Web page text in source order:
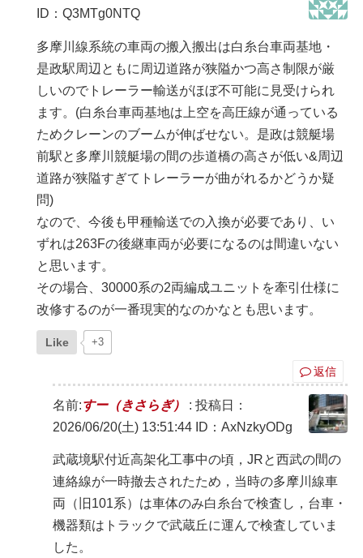
ID：Q3MTg0NTQ
多摩川線系統の車両の搬入搬出は白糸台車両基地・
是政駅周辺ともに周辺道路が狭隘かつ高さ制限が厳
しいのでトレーラー輸送がほぼ不可能に見受けられ
ます。(白糸台車両基地は上空を高圧線が通っている
ためクレーンのブームが伸ばせない。是政は競艇場
前駅と多摩川競艇場の間の歩道橋の高さが低い&周辺
道路が狭隘すぎてトレーラーが曲がれるかどうか疑
問)
なので、今後も甲種輸送での入換が必要であり、い
ずれは263Fの後継車両が必要になるのは間違いない
と思います。
その場合、30000系の2両編成ユニットを牽引仕様に
改修するのが一番現実的なのかなとも思います。
Like +3
返信
名前:すー（きさらぎ） : 投稿日：
2026/06/20(土) 13:51:44 ID：AxNzkyODg
武蔵境駅付近高架化工事中の頃，JRと西武の間の
連絡線が一時撤去されたため，当時の多摩川線車
両（旧101系）は車体のみ白糸台で検査し，台車・
機器類はトラックで武蔵丘に運んで検査していま
した。